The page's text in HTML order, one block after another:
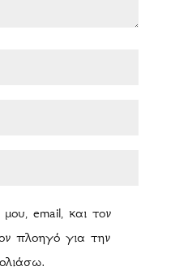
email, και τον
πλοηγό για την